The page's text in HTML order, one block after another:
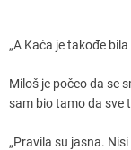
„A Kaća je takođe
Miloš je počeo da se
sam bio tamo da sve
„Pravila su jasna.